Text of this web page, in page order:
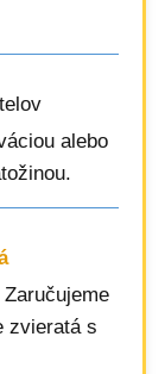
alebo
zvieratá s